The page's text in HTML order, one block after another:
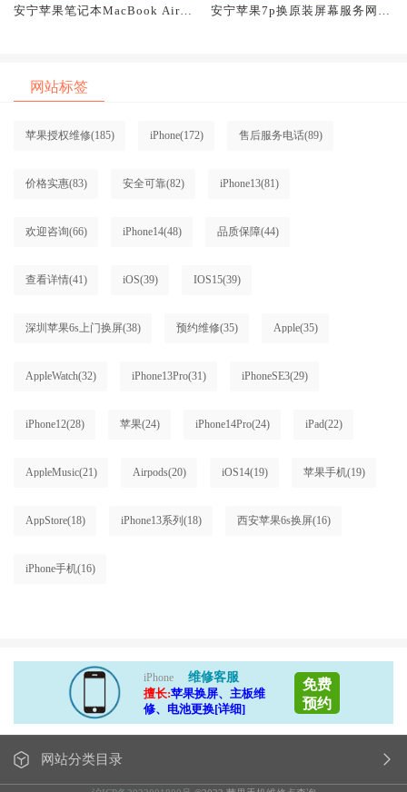
安宁苹果笔记本MacBook Air换
安宁苹果7p换原装屏幕服务网点
网站标签
苹果授权维修(185) iPhone(172) 售后服务电话(89)
价格实惠(83) 安全可靠(82) iPhone13(81)
欢迎咨询(66) iPhone14(48) 品质保障(44)
查看详情(41) iOS(39) IOS15(39)
深圳苹果6s上门换屏(38) 预约维修(35) Apple(35)
AppleWatch(32) iPhone13Pro(31) iPhoneSE3(29)
iPhone12(28) 苹果(24) iPhone14Pro(24) iPad(22)
AppleMusic(21) Airpods(20) iOS14(19) 苹果手机(19)
AppStore(18) iPhone13系列 (18) 西安苹果6s换屏(16)
iPhone手机(16)
iPhone
维修客服
擅长:苹果换屏、主板维
修、电池更换[详细]
免费
预约
网站分类目录